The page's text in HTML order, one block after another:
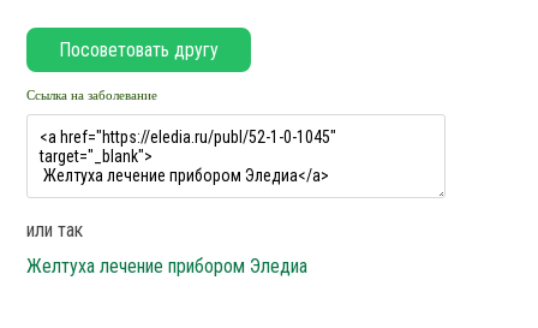
Ссылка на заболевание
или так
Желтуха лечение прибором Эледиа